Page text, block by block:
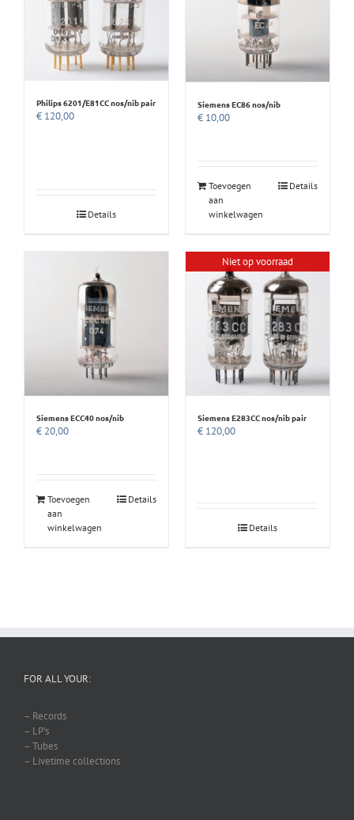
Philips 6201/E81CC nos/nib pair
€ 120,00
Details
Siemens EC86 nos/nib
€ 10,00
Toevoegen
aan
winkelwagen
Details
Siemens ECC40 nos/nib
€ 20,00
Toevoegen
aan
winkelwagen
Details
Niet op voorraad
Siemens E283CC nos/nib pair
€ 120,00
Details
FOR ALL YOUR:
– Records
– LP’s
– Tubes
– Livetime collections